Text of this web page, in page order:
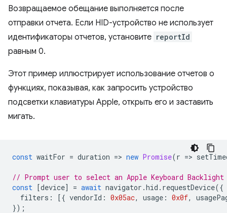
Возвращаемое обещание выполняется после
отправки отчета. Если HID-устройство не использует
идентификаторы отчетов, установите reportId
равным 0.
Этот пример иллюстрирует использование отчетов о
функциях, показывая, как запросить устройство
подсветки клавиатуры Apple, открыть его и заставить
мигать.
const waitFor = duration => new Promise(r =>
// Prompt user to select an Apple Keyboard
const [device] = await navigator .hid . requestDevice({
filters : [{ vendorId : 0x05ac, usage : 0x0f,
});